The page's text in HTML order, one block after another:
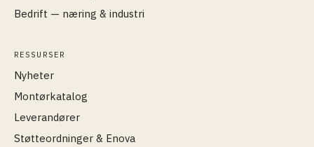
Bedrift — næring & industri
RESSURSER
Nyheter
Montørkatalog
Leverandører
Støtteordninger & Enova